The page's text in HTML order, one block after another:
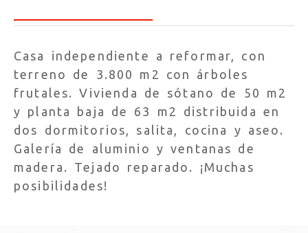
Casa independiente a reformar, con
terreno de 3.800 m2 con árboles
frutales. Vivienda de sótano de 50 m2
y planta baja de 63 m2 distribuida en
dos dormitorios, salita, cocina y aseo.
Galería de aluminio y ventanas de
madera. Tejado reparado. ¡Muchas
posibilidades!